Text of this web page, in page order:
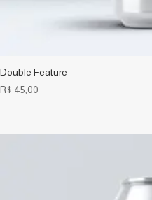
Double Feature
R$ 45,00